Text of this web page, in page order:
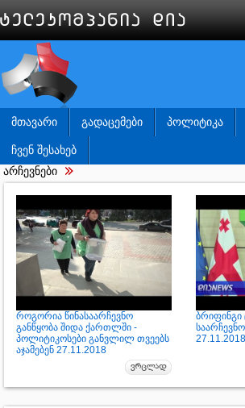
ᲛᲗᲐᲕᲐᲠᲘ ᲒᲐᲓᲐᲪᲔᲛᲔᲑᲘ ᲞᲝᲚᲘᲢᲘᲙᲐ
ᲩᲕᲔᲜ ᲨᲔᲡᲐᲮᲔᲑ
არჩევნები
როგორია წინასაარჩევნო
განწყობა შიდა ქართლში -
პოლიტიკოსები განვლილ თვეებს
აჯამებენ 27.11.2018
27.11.2018